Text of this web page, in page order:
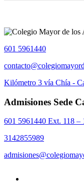
601 5961440
Kilómetro 3 vía Chía -
Admisiones Sede
601 5961440 Ext. 118 –
3142855989